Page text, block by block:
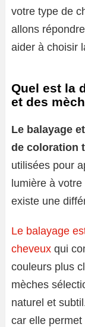
votre type de
allons
aider à choisir
Quel est la
et des
Le balayage
de coloration
utilisées pour
lumière à
existe une
Le balayage
cheveux qui
couleurs plus
mèches
naturel et
car elle permet